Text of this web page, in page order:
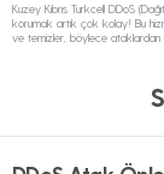
Kuzey Kıbrıs Turkcell DDoS
korumak artık çok kolay! Bu
ve temizler, böylece ataklardan